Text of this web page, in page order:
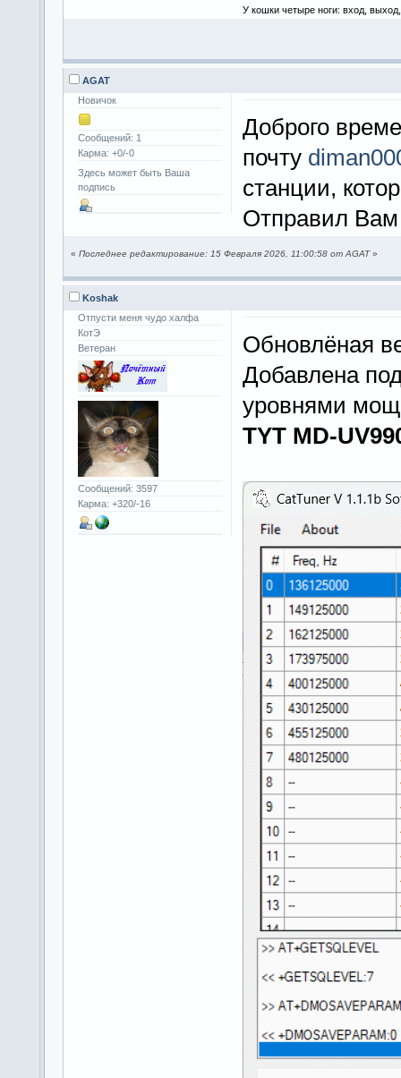
У кошки четыре ноги: вход,
AGAT
Новичок
Сообщений: 1
Карма: +0/-0
Здесь может быть Ваша
подпись
Доброго
почту
станции,
Отправил Вам
« Последнее редактирование: 15 Февраля 2026, 11:00:58 от AGAT»
Koshak
Отпусти меня чудо халфа
КотЭ
Ветеран
Сообщений: 3597
Карма: +320/-16
Обновлёная
Добавлена
уровнями
TYT MD-